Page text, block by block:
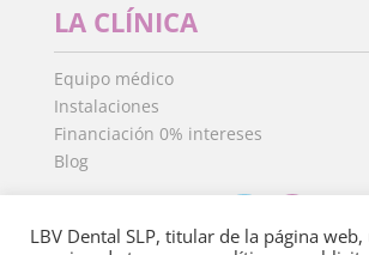
LA CLÍNICA
Equipo médico
Instalaciones
Financiación 0% intereses
Blog
LBV Dental SLP, titular de la página